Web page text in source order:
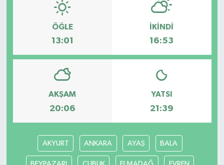
ÖĞLE
13:01
İKINDI
16:53
AKŞAM
20:06
YATSI
21:39
AKYURT ANKARA AYAŞ BALA